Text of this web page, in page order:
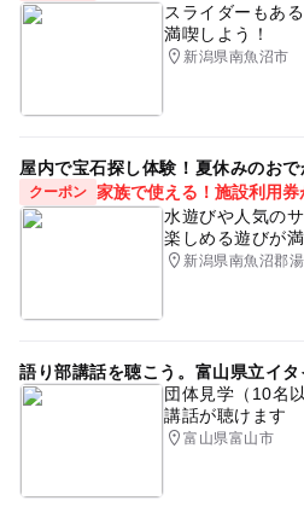
スライダーもあ
満喫しよう！
新潟県南魚沼市
屋内で宝石探し体験！夏休みのお
クーポン 家族で使える！施設利用券
水遊びや人気の
楽しめる遊びが
新潟県南魚沼郡
語り部講話を聴こう。富山県立イ
団体見学（10名
講話が聴けます
富山県富山市